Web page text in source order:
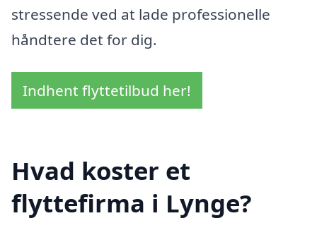
stressende ved at lade professionelle
håndtere det for dig.
Indhent flyttetilbud her!
Hvad koster et
flyttefirma i Lynge?